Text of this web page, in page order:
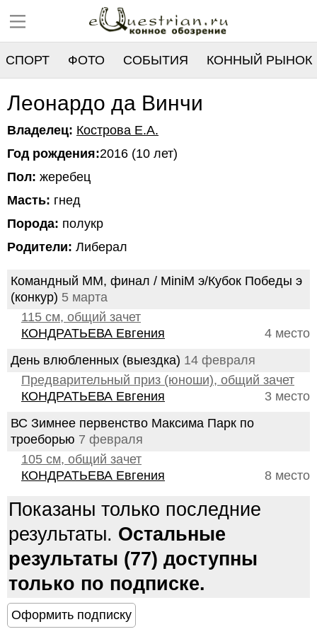
СПОРТ ФОТО СОБЫТИЯ КОННЫЙ РЫНОК
РЕЕСТР
Леонардо да Винчи
Владелец: Кострова Е.А.
Год рождения:2016 (10 лет)
Пол: жеребец
Масть: гнед
Порода: полукр
Родители: Либерал
Командный ММ, финал / MiniM э/Кубок Победы э
(конкур) 5 марта
115 см, общий зачет
4 место
КОНДРАТЬЕВА Евгения
День влюбленных (выездка) 14 февраля
Предварительный приз (юноши), общий зачет
3 место
КОНДРАТЬЕВА Евгения
ВС Зимнее первенство Максима Парк по
троеборью 7 февраля
105 см, общий зачет
8 место
КОНДРАТЬЕВА Евгения
Показаны только последние
результаты. Остальные
результаты (77) доступны
только по подписке.